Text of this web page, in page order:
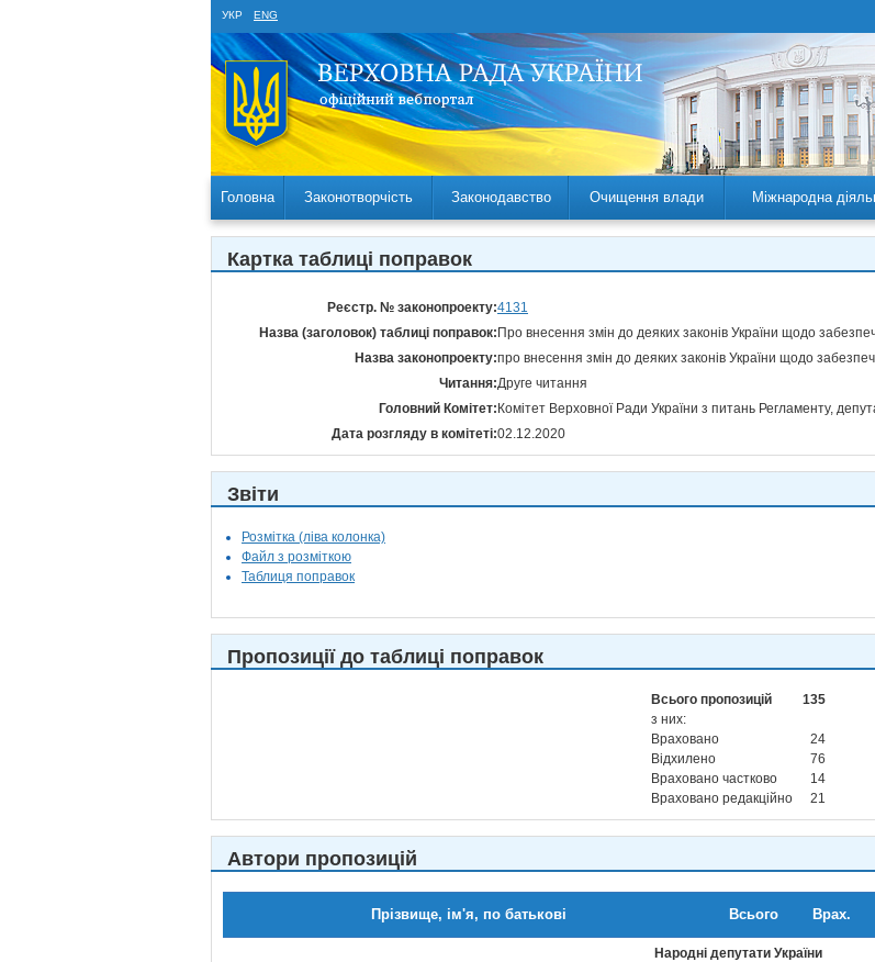
УКР ENG
Головна Законотворчість Законодавство Очищення влади Міжнародна
Картка таблиці поправок
Реєстр. № законопроекту:4131
Назва (заголовок) таблиці поправок: Про внесення змін до деяких законів України щодо
Назва законопроекту:про внесення змін до деяких законів України щодо
Читання:Друге читання
Головний Комітет: Комітет Верховної Ради України з питань Регламенту,
Дата розгляду в комітеті:02.12.2020
Звіти
Розмітка (ліва колонка)
Файл з розміткою
Таблиця поправок
Пропозиції до таблиці поправок
Всього пропозицій
135
з них:
Враховано
24
Відхилено
76
Враховано частково
14
Враховано редакційно
21
Автори пропозицій
Прізвище, ім'я, по батькові Всього Врах.
Народні депутати України